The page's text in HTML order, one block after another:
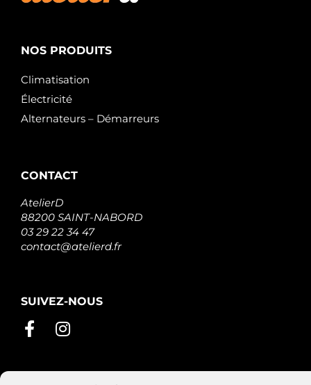
NOS PRODUITS
Climatisation
Électricité
Alternateurs – Démarreurs
CONTACT
AtelierD
88200 SAINT-NABORD
03 29 22 34 47
contact@atelierd.fr
SUIVEZ-NOUS